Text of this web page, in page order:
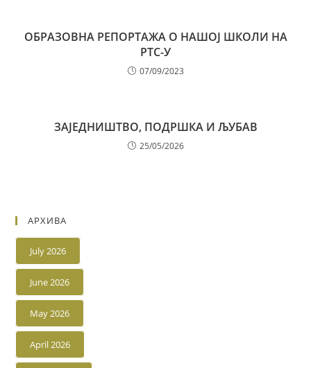
ОБРАЗОВНА РЕПОРТАЖА О НАШОЈ ШКОЛИ НА
РТС-У
07/09/2023
ЗАЈЕДНИШТВО, ПОДРШКА И ЉУБАВ
25/05/2026
АРХИВА
July 2026
June 2026
May 2026
April 2026